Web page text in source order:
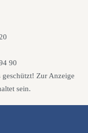
90
Zur Anzeige
sein.